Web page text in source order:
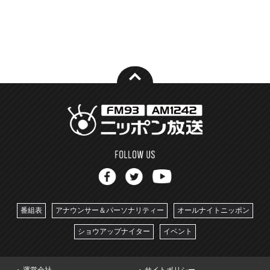
番組表 アナウンサー＆パーソナリティー オールナイトニッポン
ショウアップナイター イベント